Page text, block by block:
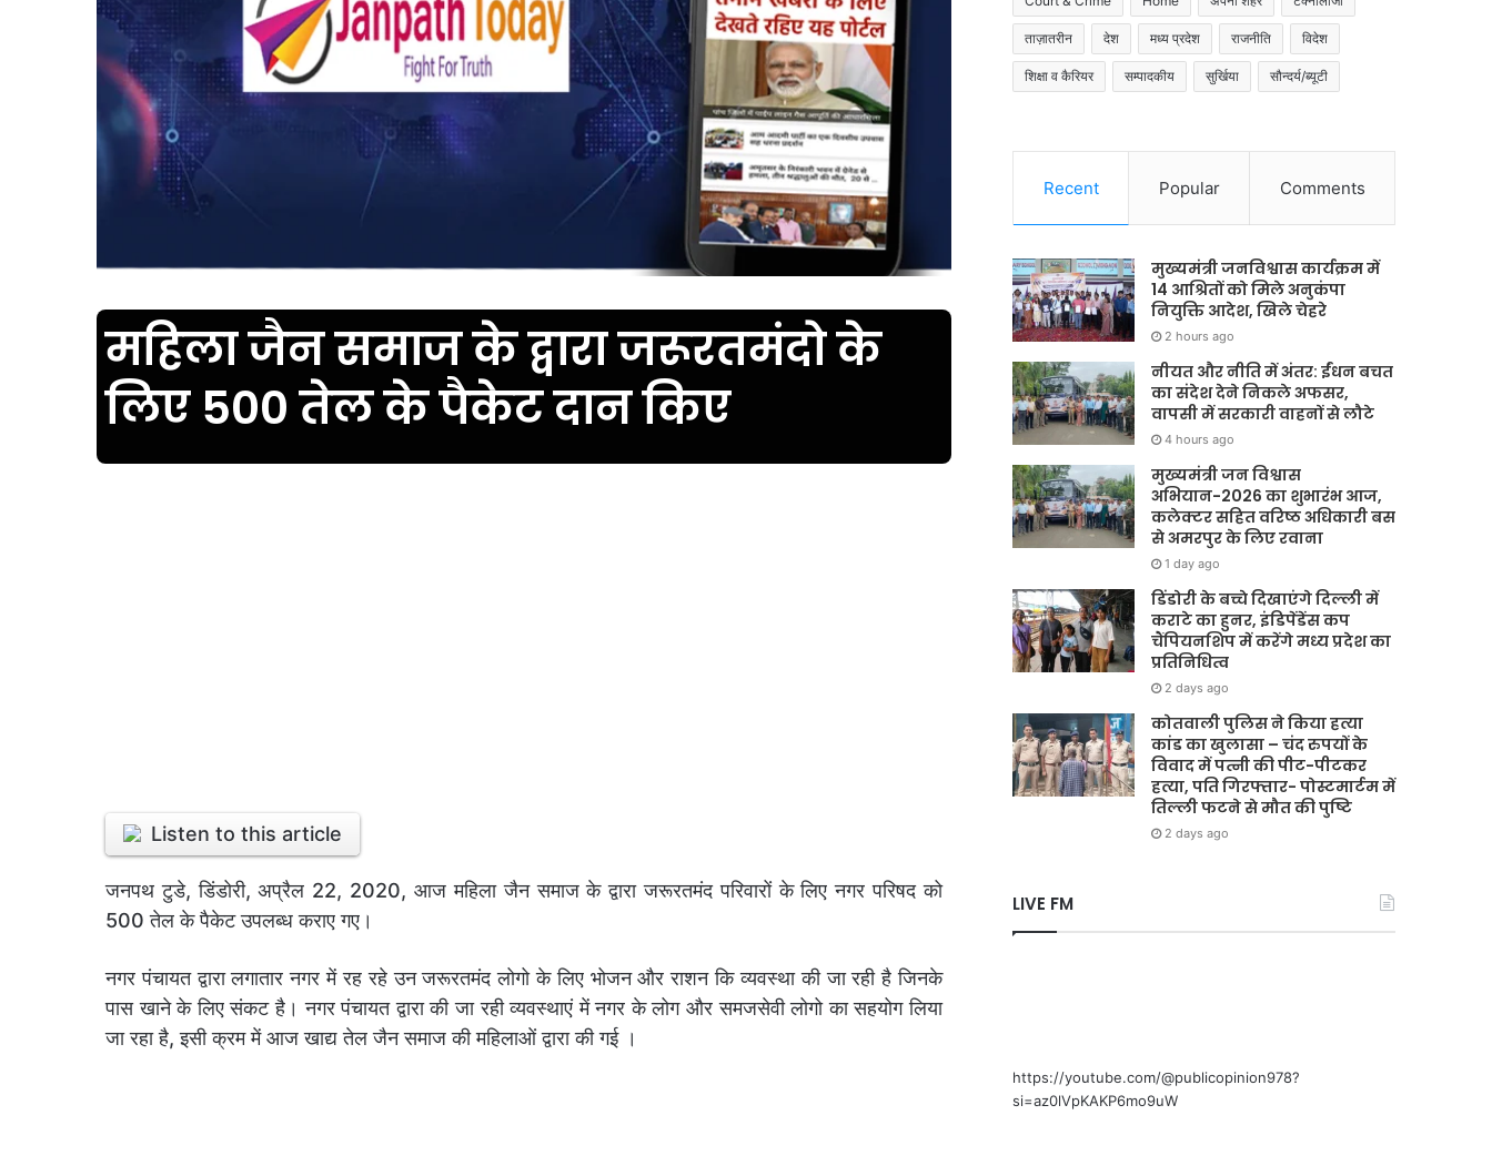
महिला जैन समाज के द्वारा जरूरतमंदो के
लिए 500 तेल के पैकेट दान किए
Listen to this article
जनपथ टुडे, डिंडोरी, अप्रैल 22, 2020, आज महिला जैन समाज के द्वारा जरूरतमंद परिवारों के लिए नगर परिषद को
500 तेल के पैकेट उपलब्ध कराए गए।
नगर पंचायत द्वारा लगातार नगर में रह रहे उन जरूरतमंद लोगो के लिए भोजन और राशन कि व्यवस्था की जा रही है जिनके
पास खाने के लिए संकट है। नगर पंचायत द्वारा की जा रही व्यवस्थाएं में नगर के लोग और समजसेवी लोगो का सहयोग लिया
जा रहा है, इसी क्रम में आज खाद्य तेल जैन समाज की महिलाओं द्वारा की गई ।
ताज़ातरीन देश मध्य प्रदेश राजनीति विदेश
शिक्षा व कैरियर सम्पादकीय सुर्खिया सौन्दर्य/ब्यूटी
Recent Popular Comments
मुख्यमंत्री जनविश्वास कार्यक्रम में
14 आश्रितों को मिले अनुकंपा
नियुक्ति आदेश, खिले चेहरे
2 hours ago
नीयत और नीति में अंतर: ईंधन बचत
का संदेश देने निकले अफसर,
वापसी में सरकारी वाहनों से लौटे
4 hours ago
मुख्यमंत्री जन विश्वास
अभियान-2026 का शुभारंभ आज,
कलेक्टर सहित वरिष्ठ अधिकारी बस
से अमरपुर के लिए रवाना
1 day ago
डिंडोरी के बच्चे दिखाएंगे दिल्ली में
कराटे का हुनर, इंडिपेंडेंस कप
चैंपियनशिप में करेंगे मध्य प्रदेश का
प्रतिनिधित्व
2 days ago
कोतवाली पुलिस ने किया हत्या
कांड का खुलासा – चंद रुपयों के
विवाद में पत्नी की पीट-पीटकर
हत्या, पति गिरफ्तार- पोस्टमार्टम में
तिल्ली फटने से मौत की पुष्टि
2 days ago
LIVE FM
https://youtube.com/@publicopinion978?
si=az0lVpKAKP6mo9uW